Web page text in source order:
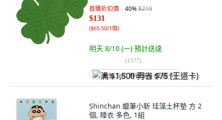
首購折扣價 40%$219
$131
($65.50/1個)
明天 8/10 (一) 預計送達
(1577)
满 $1,500 再省 $75 (王道卡)
Shinchan 蠟筆小新 珪藻土杯墊 方 2
個, 睡衣 多色, 1組